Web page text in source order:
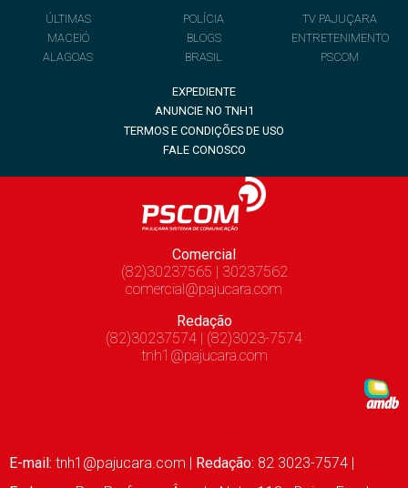
ÚLTIMAS
MACEIÓ
ALAGOAS
POLÍCIA
BLOGS
BRASIL
TV PAJUÇARA
ENTRETENIMENTO
PSCOM
EXPEDIENTE
ANUNCIE NO TNH1
TERMOS E CONDIÇÕES DE USO
FALE CONOSCO
Comercial
(82)30237565 | 30237562
comercial@pajucara.com
Redação
(82)30237574 | (82)3023-7574
tnh1@pajucara.com
E-mail: tnh1@pajucara.com | Redação: 82 3023-7574 |